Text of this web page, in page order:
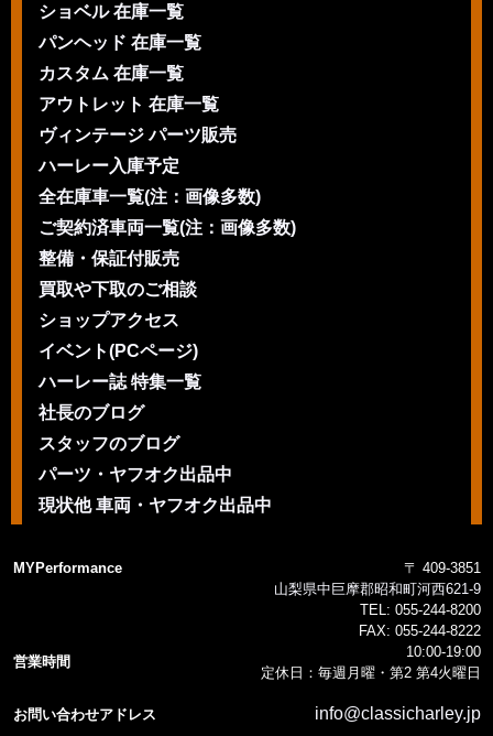
ショベル 在庫一覧
パンヘッド 在庫一覧
カスタム 在庫一覧
アウトレット 在庫一覧
ヴィンテージ パーツ販売
ハーレー入庫予定
全在庫車一覧(注：画像多数)
ご契約済車両一覧(注：画像多数)
整備・保証付販売
買取や下取のご相談
ショップアクセス
イベント(PCページ)
ハーレー誌 特集一覧
社長のブログ
スタッフのブログ
パーツ・ヤフオク出品中
現状他 車両・ヤフオク出品中
MYPerformance
〒 409-3851
山梨県中巨摩郡昭和町河西621-9
TEL: 055-244-8200
FAX: 055-244-8222
営業時間
10:00-19:00
定休日：毎週月曜・第2 第4火曜日
お問い合わせアドレス info@classicharley.jp